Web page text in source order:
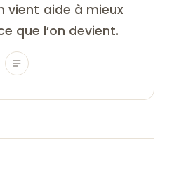
vient aide à mieux
que l’on devient.